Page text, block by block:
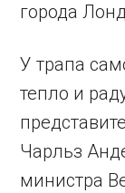
города
У трапа
тепло и
Чарльз
министра